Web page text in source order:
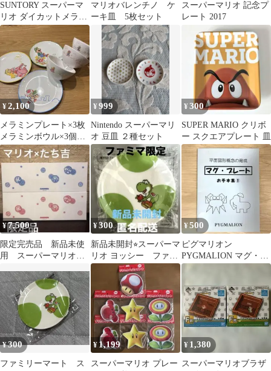
SUNTORY スーパーマ
リオ ダイカットメラミ
ンプレート
マリオバレンチノ ケ
ーキ皿 5枚セット
スーパーマリオ 記念プ
レート 2017
¥2,100
メラミンプレート×3枚
メラミンボウル×3個
スーパーマリオ
¥999
Nintendo スーパーマリ
オ 豆皿 ２種セット
¥300
SUPER MARIO クリボ
ー スクエアプレート 皿
¥7,500
限定完売品 新品未使
用 スーパーマリオ
青 2セット
¥300
新品未開封⭐︎スーパーマ
リオ ヨッシー ファミ
リーマート オリジナ
ル 豆皿 緑
¥500
ピグマリオン
PYGMALION マグ・プ
レート お手本集① 平面
¥300
ファミリーマート ス
¥ 1,199
スーパーマリオ プレー
¥ 1,380
スーパーマリオブラザ